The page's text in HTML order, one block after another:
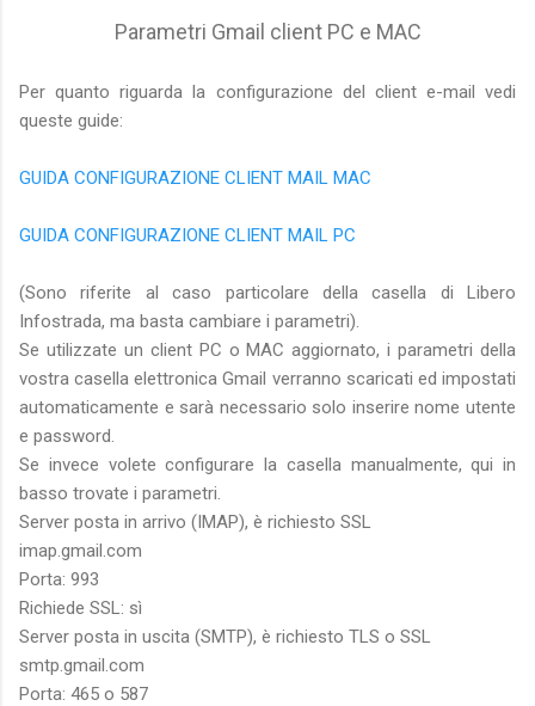
Parametri Gmail client PC e MAC
Per quanto riguarda la configurazione del client e-mail vedi
queste guide:
GUIDA CONFIGURAZIONE CLIENT MAIL MAC
GUIDA CONFIGURAZIONE CLIENT MAIL PC
(Sono riferite al caso particolare della casella di Libero
Infostrada, ma basta cambiare i parametri).
Se utilizzate un client PC o MAC aggiornato, i parametri della
vostra casella elettronica Gmail verranno scaricati ed impostati
automaticamente e sarà necessario solo inserire nome utente
e password.
Se invece volete configurare la casella manualmente, qui in
basso trovate i parametri.
Server posta in arrivo (IMAP), è richiesto SSL
imap.gmail.com
Porta: 993
Richiede SSL: sì
Server posta in uscita (SMTP), è richiesto TLS o SSL
smtp.gmail.com
Porta: 465 o 587